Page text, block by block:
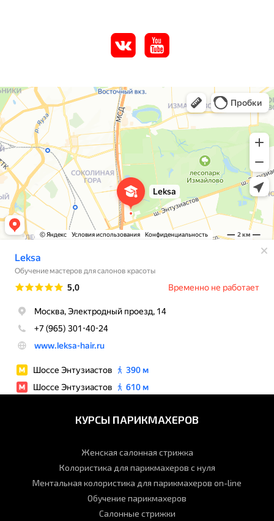
КУРСЫ ПАРИКМАХЕРОВ
Женская салонная стрижка
Колористика для парикмахеров с нуля
Ментальная колористика для парикмахеров on-line
Обучение парикмахеров
Салонные стрижки